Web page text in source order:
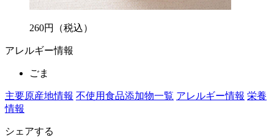
260円 （税込）
アレルギー情報
ごま
主要原産地情報 不使用食品添加物一覧 アレルギー情報 栄養
情報
シェアする